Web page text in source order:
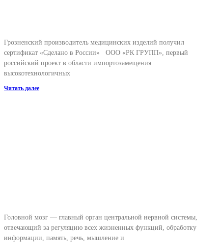
Грозненский производитель медицинских изделий получил
сертификат «Сделано в России» ООО «РК ГРУПП», первый
российский проект в области импортозамещения
высокотехнологичных
Читать далее
Головной мозг — главный орган центральной нервной системы,
отвечающий за регуляцию всех жизненных функций, обработку
информации, память, речь, мышление и